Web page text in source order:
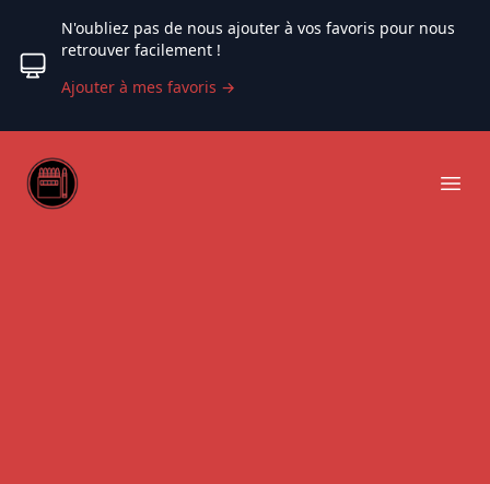
N'oubliez pas de nous ajouter à vos favoris pour nous
retrouver facilement !
Ajouter à mes favoris →
Web coloriage